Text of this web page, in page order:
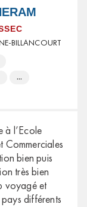
BILLANCOURT
...
à l’Ecole
Commerciales
bien puis
très bien
voyagé et
différents